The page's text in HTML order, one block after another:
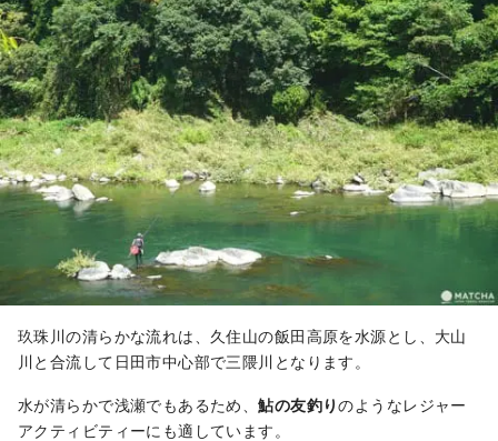
玖珠川の清らかな流れは、久住山の飯田高原を水源とし、大山
川と合流して日田市中心部で三隈川となります。
水が清らかで浅瀬でもあるため、鮎の友釣りのようなレジャー
アクティビティーにも適しています。